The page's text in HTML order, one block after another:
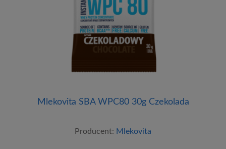
Mlekovita SBA WPC80 30g Czekolada
Producent: Mlekovita